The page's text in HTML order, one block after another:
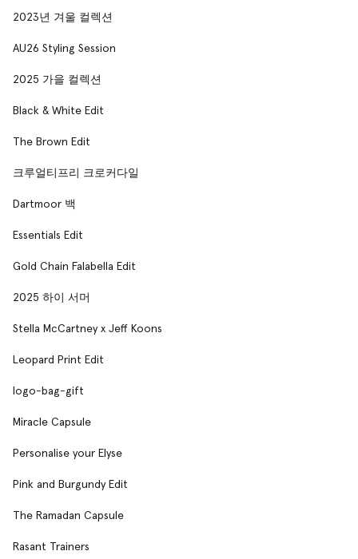
2023년 겨울 컬렉션
AU26 Styling Session
2025 가을 컬렉션
Black & White Edit
The Brown Edit
크루얼티프리 크로커다일
Dartmoor 백
Essentials Edit
Gold Chain Falabella Edit
2025 하이 서머
Stella McCartney x Jeff Koons
Leopard Print Edit
logo-bag-gift
Miracle Capsule
Personalise your Elyse
Pink and Burgundy Edit
The Ramadan Capsule
Rasant Trainers